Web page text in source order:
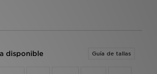
disponible Guía de tallas